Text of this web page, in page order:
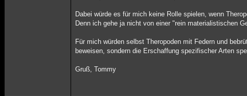
Dabei würde es für mich keine Rolle spielen, wenn
Denn ich gehe ja nicht von einer "rein materialistischen
Für mich würden selbst Theropoden mit Federn und
beweisen, sondern die Erschaffung spezifischer Arten
Gruß, Tommy